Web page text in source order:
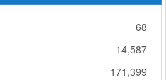
68
14,587
171,399